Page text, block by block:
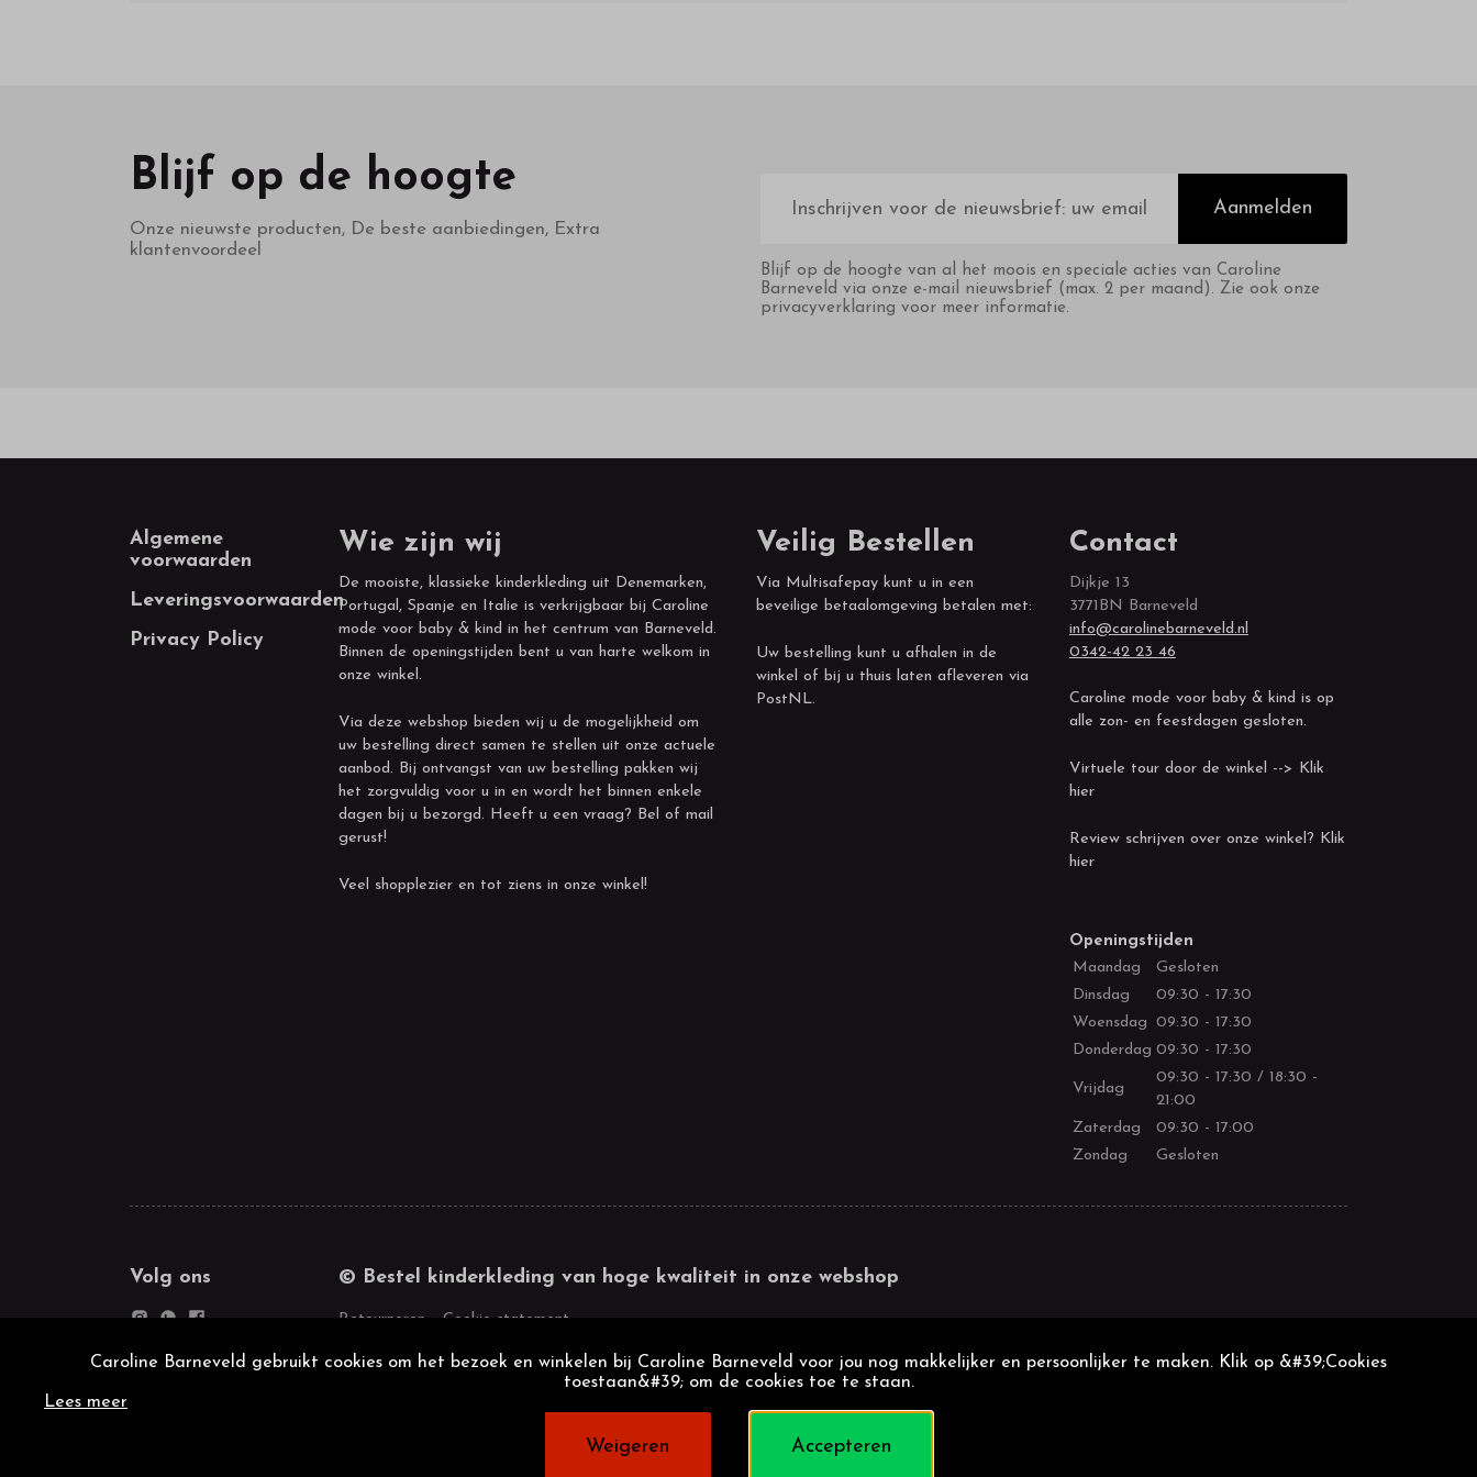
Blijf op de hoogte
Onze nieuwste producten, De beste aanbiedingen, Extra
klantenvoordeel
mailadres
Aanmelden
Blijf op de hoogte van al het moois en speciale acties van Caroline
Barneveld via onze e-mail nieuwsbrief (max. 2 per maand). Zie ook onze
privacyverklaring voor meer informatie.
Footer
Algemene
voorwaarden
Leveringsvoorwaarden
Privacy Policy
Wie zijn wij
De mooiste, klassieke kinderkleding uit Denemarken,
Portugal, Spanje en Italie is verkrijgbaar bij Caroline
mode voor baby & kind in het centrum van Barneveld.
Binnen de openingstijden bent u van harte welkom in
onze winkel.
Via deze webshop bieden wij u de mogelijkheid om
uw bestelling direct samen te stellen uit onze actuele
aanbod. Bij ontvangst van uw bestelling pakken wij
het zorgvuldig voor u in en wordt het binnen enkele
dagen bij u bezorgd. Heeft u een vraag? Bel of mail
gerust!
Veel shopplezier en tot ziens in onze winkel!
Veilig Bestellen
Via Multisafepay kunt u in een
beveilige betaalomgeving betalen met:
Uw bestelling kunt u afhalen in de
winkel of bij u thuis laten afleveren via
PostNL.
Contact
Dijkje 13
3771BN Barneveld
info@carolinebarneveld.nl
0342-42 23 46
Caroline mode voor baby & kind is op
alle zon- en feestdagen gesloten.
Virtuele tour door de winkel --> Klik
hier
Review schrijven over onze winkel? Klik
hier
Openingstijden
Maandag
Gesloten
Dinsdag
09:30 - 17:30
Woensdag 09:30 - 17:30
Donderdag 09:30 - 17:30
Vrijdag
09:30 - 17:30 / 18:30 -
21:00
Zaterdag
09:30 - 17:00
Zondag
Gesloten
Volg ons © Bestel kinderkleding van hoge kwaliteit in onze webshop
Retourneren Cookie statement
Caroline Barneveld gebruikt cookies om het bezoek en winkelen bij Caroline Barneveld voor jou nog makkelijker en persoonlijker te maken. Klik op &#39;Cookies
toestaan&#39; om de cookies toe te staan.
Lees meer
Weigeren Accepteren